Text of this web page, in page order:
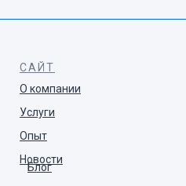
САЙТ
О компании
Услуги
Опыт
Новости
Блог